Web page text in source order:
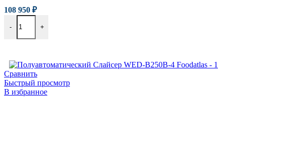
108 950 ₽
- +
Сравнить
Быстрый просмотр
В избранное